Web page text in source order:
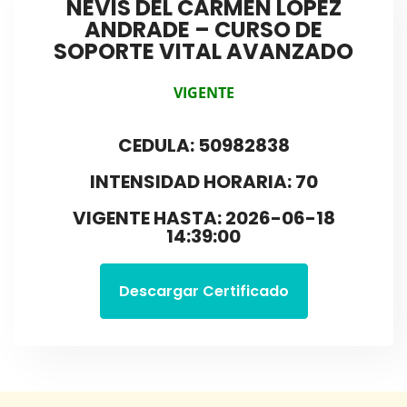
NEVIS DEL CARMEN LOPEZ
ANDRADE – CURSO DE
SOPORTE VITAL AVANZADO
VIGENTE
CEDULA: 50982838
INTENSIDAD HORARIA: 70
VIGENTE HASTA: 2026-06-18
14:39:00
Descargar Certificado